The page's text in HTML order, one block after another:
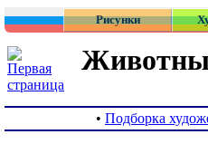
Рисунки
• Подборка